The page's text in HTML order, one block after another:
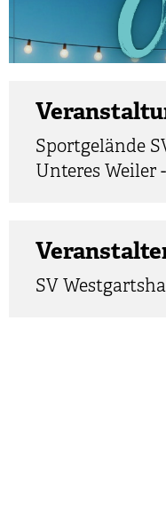
Sportgelände
Unteres Weiler
SV